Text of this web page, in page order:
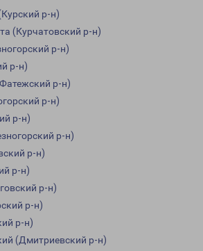
р-н)
(Курчатовский р-н)
р-н)
р-н)
р-н)
р-н)
р-н)
р-н)
р-н)
р-н)
р-н)
р-н)
р-н)
(Дмитриевский р-н)